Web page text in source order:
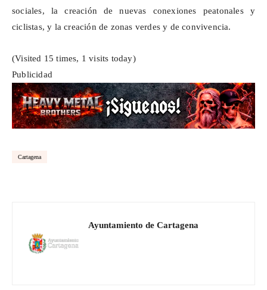
sociales, la creación de nuevas conexiones peatonales y
ciclistas, y la creación de zonas verdes y de convivencia.
(Visited 15 times, 1 visits today)
Publicidad
Cartagena
Ayuntamiento de Cartagena